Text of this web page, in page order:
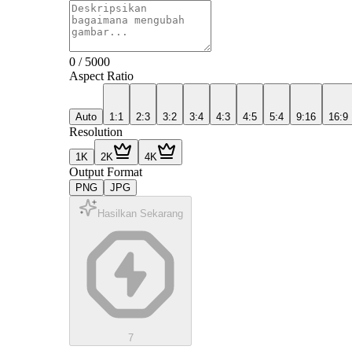
0 / 5000
Aspect Ratio
Auto 1:1 2:3 3:2 3:4 4:3 4:5 5:4 9:16 16:9
Resolution
1K 2K 4K
Output Format
PNG JPG
Hasilkan Sekarang
7